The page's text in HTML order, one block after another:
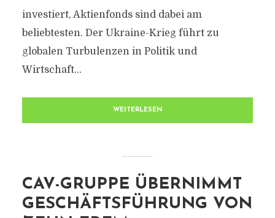
investiert, Aktienfonds sind dabei am
beliebtesten. Der Ukraine-Krieg führt zu
globalen Turbulenzen in Politik und
Wirtschaft...
WEITERLESEN
CAV-GRUPPE ÜBERNIMMT
GESCHÄFTSFÜHRUNG VON